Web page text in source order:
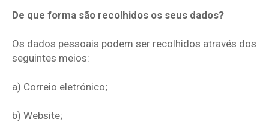
De que forma são recolhidos os seus dados?
Os dados pessoais podem ser recolhidos através dos
seguintes meios:
a) Correio eletrónico;
b) Website;